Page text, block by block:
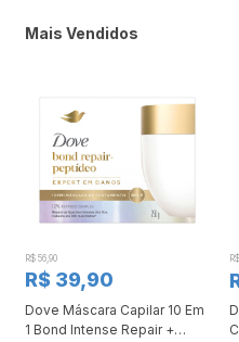
Mais Vendidos
R$ 56,90
R$ 39,90
Dove Máscara Capilar 10 Em
1 Bond Intense Repair +